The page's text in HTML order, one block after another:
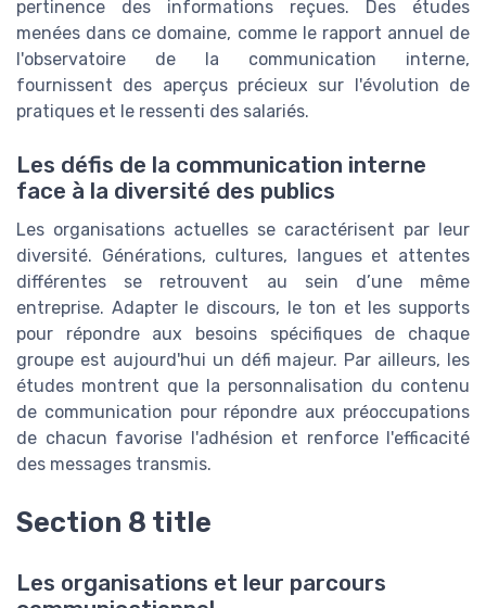
pertinence des informations reçues. Des études
menées dans ce domaine, comme le rapport annuel de
l'observatoire de la communication interne,
fournissent des aperçus précieux sur l'évolution de
pratiques et le ressenti des salariés.
Les défis de la communication interne
face à la diversité des publics
Les organisations actuelles se caractérisent par leur
diversité. Générations, cultures, langues et attentes
différentes se retrouvent au sein d’une même
entreprise. Adapter le discours, le ton et les supports
pour répondre aux besoins spécifiques de chaque
groupe est aujourd'hui un défi majeur. Par ailleurs, les
études montrent que la personnalisation du contenu
de communication pour répondre aux préoccupations
de chacun favorise l'adhésion et renforce l'efficacité
des messages transmis.
Section 8 title
Les organisations et leur parcours